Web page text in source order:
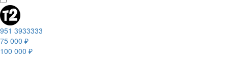
951 3933333
75 000 ₽
100 000 ₽